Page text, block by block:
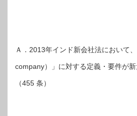
Ａ．2013年インド新会社法において
company）」に対する定義・要件が新
（455 条）